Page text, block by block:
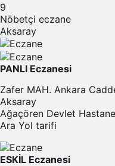
9
Nöbetçi eczane
Aksaray
PANLI Eczanesi
Zafer MAH. Ankara
Aksaray
Ağaçören Devlet
Ara Yol tarifi
ESKİL Eczanesi